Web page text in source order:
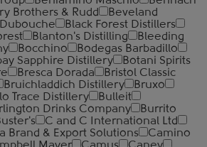
Brothers & Rudd
Beveland
Black Forest Distillers
Blanton's Distilling
Bleeding
Bocchino
Bodegas Barbadillo
Sapphire Distillery
Botani Spirits
Bresca Dorada
Bristol Classic
Bruichladdich Distillery
Bruxo
Trace Distillery
Bulleit
Drinks Company
Burrito
C and C International Ltd
Brand & Export Solutions
Camino